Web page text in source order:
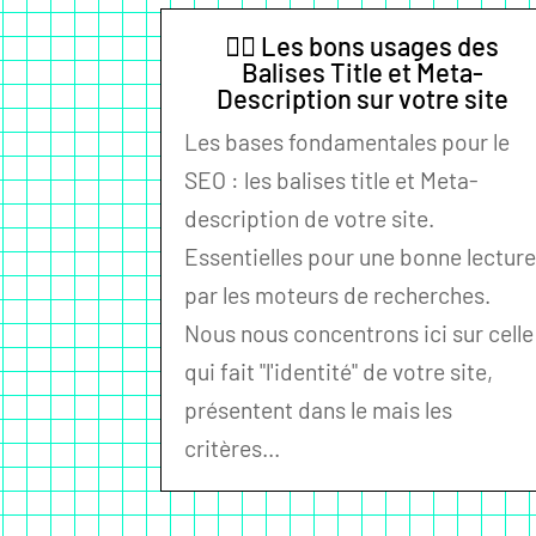
✍🏼 Les bons usages des
Balises Title et Meta-
Description sur votre site
Les bases fondamentales pour le
SEO : les balises title et Meta-
description de votre site.
Essentielles pour une bonne lecture
par les moteurs de recherches.
Nous nous concentrons ici sur celle
qui fait "l'identité" de votre site,
présentent dans le mais les
critères...